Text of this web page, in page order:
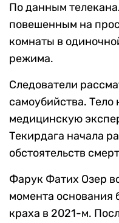
По данным
повешенным на
комнаты в
режима.
Следователи
самоубийства.
медицинскую
Текирдага начала
обстоятельств
Фарук Фатих Озер
момента основания
краха в 2021-м.